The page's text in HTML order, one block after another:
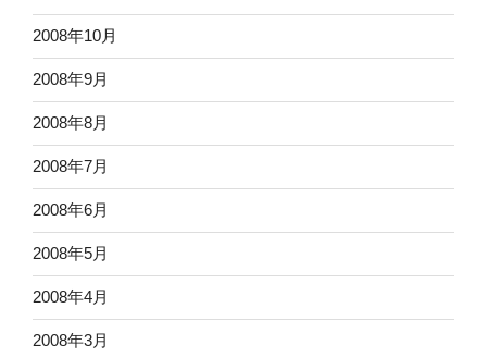
2008年10月
2008年9月
2008年8月
2008年7月
2008年6月
2008年5月
2008年4月
2008年3月